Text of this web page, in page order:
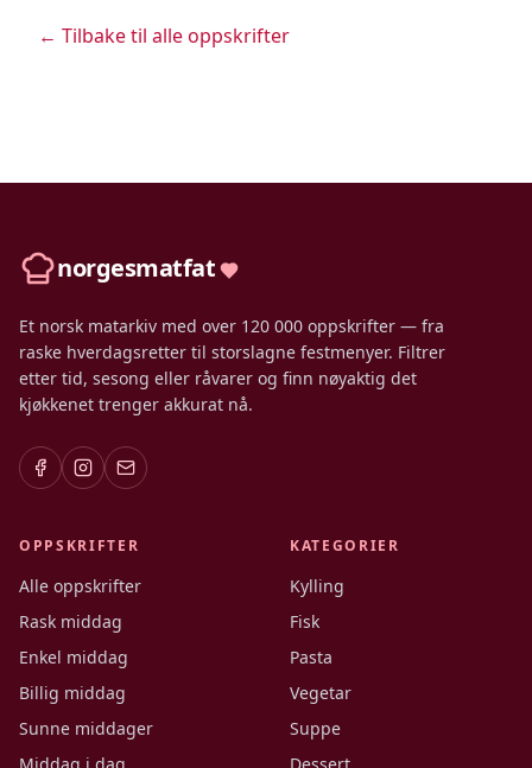
← Tilbake til alle oppskrifter
norgesmatfat
Et norsk matarkiv med over 120 000 oppskrifter — fra
raske hverdagsretter til storslagne festmenyer. Filtrer
etter tid, sesong eller råvarer og finn nøyaktig det
kjøkkenet trenger akkurat nå.
OPPSKRIFTER
Alle oppskrifter
Rask middag
Enkel middag
Billig middag
Sunne middager
KATEGORIER
Kylling
Fisk
Pasta
Vegetar
Suppe